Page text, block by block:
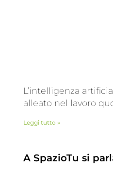
L’intelligenza
alleato nel lavoro
Leggi tutto »
A SpazioTu si